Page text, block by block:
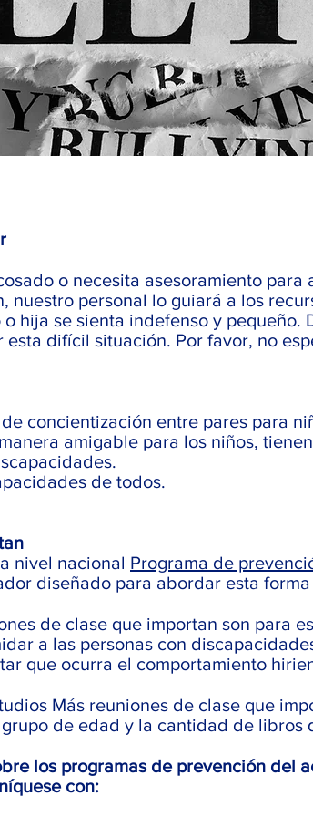
o necesita asesoramiento
nuestro personal lo guiará a los
hija se sienta indefenso y pequeño.
difícil situación. Por favor, no
concientización entre pares para
amigable para los niños,
de todos.
nivel nacional Programa de
diseñado para abordar esta
de clase que importan son para
a las personas con
que ocurra el comportamiento
Más reuniones de clase que
de edad y la cantidad de libros
los programas de prevención del
con: